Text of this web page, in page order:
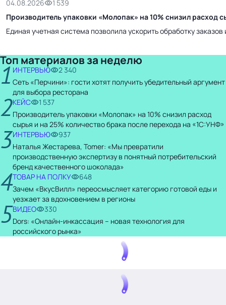
04.08.2026
1 539
Производитель упаковки «Молопак» на 10% снизил расход
Единая учетная система позволила ускорить обработку
Топ материалов за неделю
1 ИНТЕРВЬЮ
2 340
Сеть «Перчини»: гости хотят получить убедительный аргумент
для выбора ресторана
2КЕЙС
1 537
Производитель упаковки «Молопак» на 10% снизил расход
сырья и на 25% количество брака после перехода на «1С:УНФ»
3ИНТЕРВЬЮ
937
Наталья Жестарева, Tomer: «Мы превратили
производственную экспертизу в понятный потребительский
бренд качественного шоколада»
4ТОВАР НА ПОЛКУ
648
Зачем «ВкусВилл» переосмысляет категорию готовой еды и
уезжает за вдохновением в регионы
5ВИДЕО
330
Dors: «Онлайн-инкассация – новая технология для
российского рынка»